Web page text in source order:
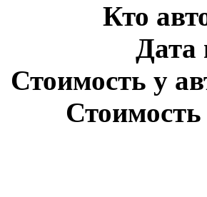
Кто
Дата
Стоимость у
Стоимость